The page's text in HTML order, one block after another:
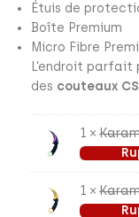
Étuis de
Boîte Premium
Micro Fibre
L’endroit
des couteaux
1 ×
1 ×